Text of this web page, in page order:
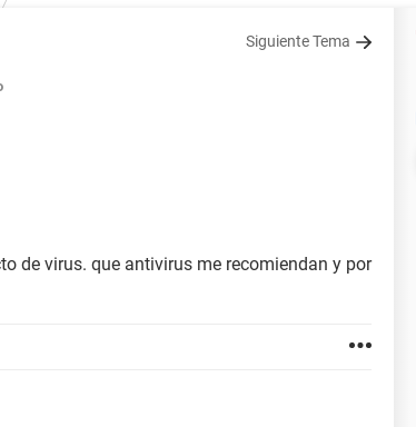
Siguiente Tema
de virus. que antivirus me recomiendan y por